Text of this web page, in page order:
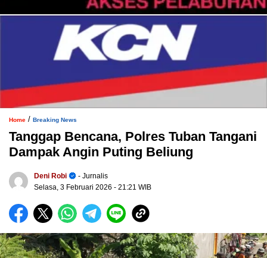
Home / Breaking News
Tanggap Bencana, Polres Tuban Tangani
Dampak Angin Puting Beliung
Deni Robi
- Jurnalis
Selasa, 3 Februari 2026 - 21:21 WIB